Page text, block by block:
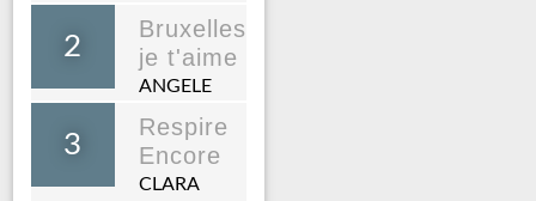
2
Bruxelles
je t'aime
ANGELE
3
Respire
Encore
CLARA